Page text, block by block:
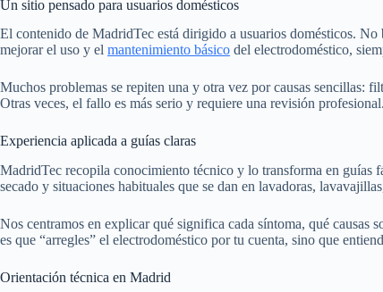
Un sitio pensado para usuarios domésticos
El contenido de MadridTec está dirigido a usuarios domésticos.
mejorar el uso y el mantenimiento básico del electrodoméstico,
Muchos problemas se repiten una y otra vez por causas sencillas:
Otras veces, el fallo es más serio y requiere una revisión
Experiencia aplicada a guías claras
MadridTec recopila conocimiento técnico y lo transforma en guías
secado y situaciones habituales que se dan en lavadoras,
Nos centramos en explicar qué significa cada síntoma, qué causas
es que “arregles” el electrodoméstico por tu cuenta, sino que
Orientación técnica en Madrid